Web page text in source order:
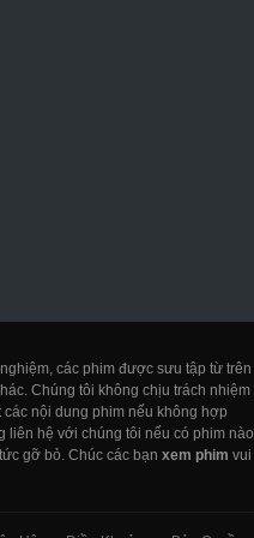
các phim được sưu tập từ trên
Chúng tôi không chịu trách nhiệm
nội dung phim nếu không hợp
liên hệ với chúng tôi nếu có phim nào
gỡ bỏ. Chúc các bạn xem phim vui